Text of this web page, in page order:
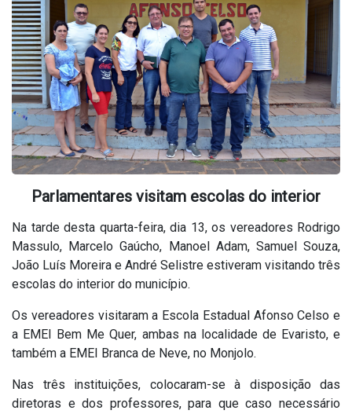
Parlamentares visitam escolas do interior
Na tarde desta quarta-feira, dia 13, os vereadores Rodrigo
Massulo, Marcelo Gaúcho, Manoel Adam, Samuel Souza,
João Luís Moreira e André Selistre estiveram visitando três
escolas do interior do município.
Os vereadores visitaram a Escola Estadual Afonso Celso e
a EMEI Bem Me Quer, ambas na localidade de Evaristo, e
também a EMEI Branca de Neve, no Monjolo.
Nas três instituições, colocaram-se à disposição das
diretoras e dos professores, para que caso necessário